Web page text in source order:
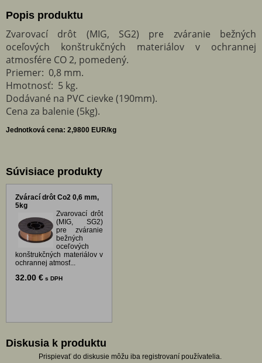
Popis produktu
Zvarovací drôt (MIG, SG2) pre zváranie bežných
oceľových konštrukčných materiálov v ochrannej
atmosfére CO 2, pomedený.
Priemer: 0,8 mm.
Hmotnosť: 5 kg.
Dodávané na PVC cievke (190mm).
Cena za balenie (5kg).
Jednotková cena: 2,9800 EUR/kg
Súvisiace produkty
Zvárací drôt Co2 0,6 mm,
5kg
Zvarovací drôt
(MIG, SG2)
pre zváranie
bežných
oceľových
konštrukčných materiálov v
ochrannej atmosf...
32.00 € s DPH
Diskusia k produktu
Prispievať do diskusie môžu iba registrovaní používatelia.